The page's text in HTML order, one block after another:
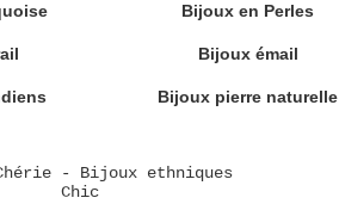
Bijoux en Perles
Bijoux émail
Bijoux pierre naturelle
- Bijoux ethniques
Chic